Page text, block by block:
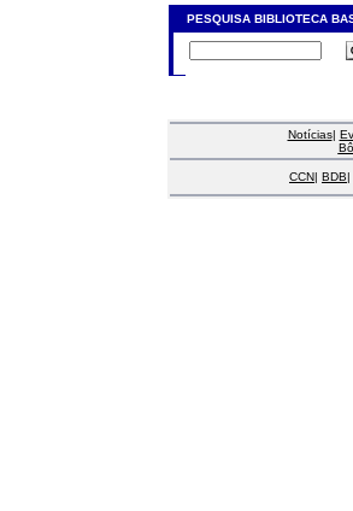
PESQUISA BIBLIOTECA
Notícias|
CCN| BDB|